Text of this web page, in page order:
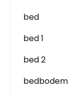
bed
bed 1
bed 2
bedbodem